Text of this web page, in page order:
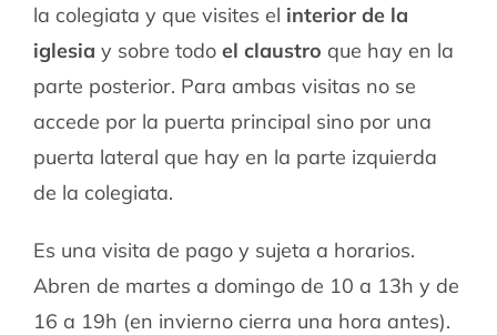
la colegiata y que visites el interior de la
iglesia y sobre todo el claustro que hay en la
parte posterior. Para ambas visitas no se
accede por la puerta principal sino por una
puerta lateral que hay en la parte izquierda
de la colegiata.
Es una visita de pago y sujeta a horarios.
Abren de martes a domingo de 10 a 13h y de
16 a 19h (en invierno cierra una hora antes).